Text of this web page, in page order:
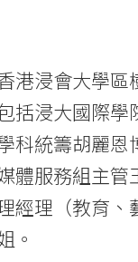
港浸會大學區
括浸大國際學
科統籌胡麗恩
體服務組主管
經理（教育、
。